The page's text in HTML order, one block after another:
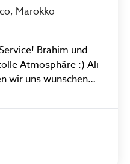
Marokko
Brahim und
Atmosphäre :) Ali
wir uns wünschen